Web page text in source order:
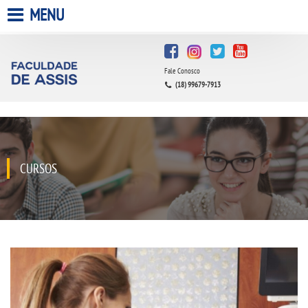
A FACULDADE
QUEM SOMOS
INFRAESTRUTURA
CPA
MENU
Fale Conosco
(18) 99679-7913
CURSOS